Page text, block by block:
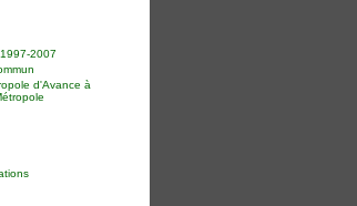
2007
d'Avance à